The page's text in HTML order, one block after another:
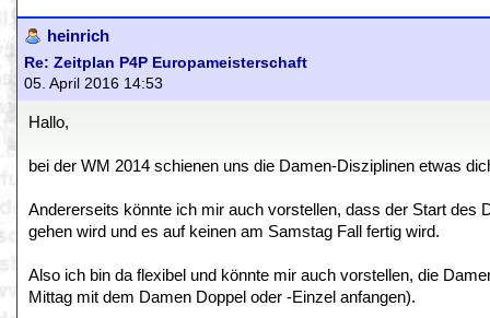
heinrich
Re: Zeitplan P4P Europameisterschaft
05. April 2016 14:53
Hallo,
bei der WM 2014 schienen uns die Damen-Disziplinen etwas
Andererseits könnte ich mir auch vorstellen, dass der Start des
gehen wird und es auf keinen am Samstag Fall fertig wird.
Also ich bin da flexibel und könnte mir auch vorstellen, die
Mittag mit dem Damen Doppel oder -Einzel anfangen).